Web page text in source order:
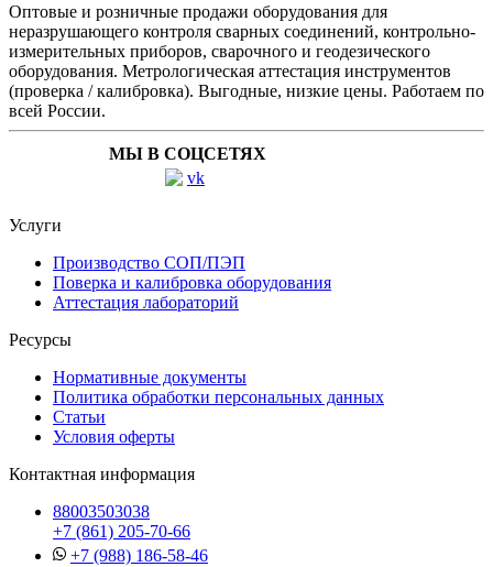
Оптовые и розничные продажи оборудования для
неразрушающего контроля сварных соединений, контрольно-
измерительных приборов, сварочного и геодезического
оборудования. Метрологическая аттестация инструментов
(проверка / калибровка). Выгодные, низкие цены. Работаем по
всей России.
МЫ В СОЦСЕТЯХ
Услуги
Производство СОП/ПЭП
Поверка и калибровка оборудования
Аттестация лабораторий
Ресурсы
Нормативные документы
Политика обработки персональных данных
Статьи
Условия оферты
Контактная информация
88003503038
+7 (861) 205-70-66
+7 (988) 186-58-46